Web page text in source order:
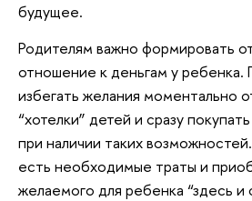
будущее.
Родителям важно формировать
отношение к деньгам у ребенка.
избегать желания моментально
“хотелки” детей и сразу
при наличии таких
есть необходимые траты и
желаемого для ребенка “здесь и